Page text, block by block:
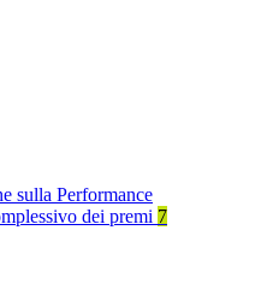
sulla Performance
dei premi 7